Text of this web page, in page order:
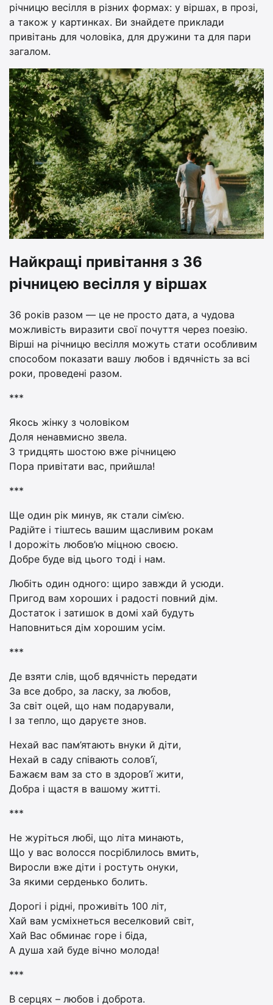
річницю весілля в різних формах: у віршах, в прозі,
а також у картинках. Ви знайдете приклади
привітань для чоловіка, для дружини та для пари
загалом.
Найкращі привітання з 36
річницею весілля у віршах
36 років разом — це не просто дата, а чудова
можливість виразити свої почуття через поезію.
Вірші на річницю весілля можуть стати особливим
способом показати вашу любов і вдячність за всі
роки, проведені разом.
***
Якось жінку з чоловіком
Доля ненавмисно звела.
З тридцять шостою вже річницею
Пора привітати вас, прийшла!
***
Ще один рік минув, як стали сім’єю.
Радійте і тіштесь вашим щасливим рокам
І дорожіть любов’ю міцною своєю.
Добре буде від цього тоді і нам.
Любіть один одного: щиро завжди й усюди.
Пригод вам хороших і радості повний дім.
Достаток і затишок в домі хай будуть
Наповниться дім хорошим усім.
***
Де взяти слів, щоб вдячність передати
За все добро, за ласку, за любов,
За світ оцей, що нам подарували,
І за тепло, що даруєте знов.
Нехай вас пам’ятають внуки й діти,
Нехай в саду співають солов’ї,
Бажаєм вам за сто в здоров’ї жити,
Добра і щастя в вашому житті.
***
Не журіться любі, що літа минають,
Що у вас волосся посріблилось вмить,
Виросли вже діти і ростуть онуки,
За якими серденько болить.
Дорогі і рідні, проживіть 100 літ,
Хай вам усміхнеться веселковий світ,
Хай Вас обминає горе і біда,
А душа хай буде вічно молода!
***
В серцях – любов і доброта.